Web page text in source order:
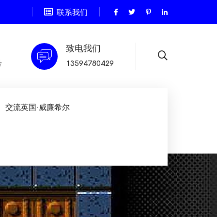
联系我们
致电我们
13594780429
交流英国·威廉希尔